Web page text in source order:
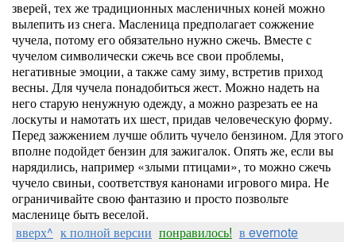
зверей, тех же традиционных масленичных коней можно
вылепить из снега. Масленица предполагает сожжение
чучела, потому его обязательно нужно сжечь. Вместе с
чучелом символически сжечь все свои проблемы,
негативные эмоции, а также саму зиму, встретив приход
весны. Для чучела понадобиться жест. Можно надеть на
него старую ненужную одежду, а можно разрезать ее на
лоскуты и намотать их шест, придав человеческую форму.
Перед зажжением лучше облить чучело бензином. Для этого
вполне подойдет бензин для зажигалок. Опять же, если вы
нарядились, например «злыми птицами», то можно сжечь
чучело свиньи, соответствуя канонами игрового мира. Не
ограничивайте свою фантазию и просто позвольте
масленице быть веселой.
вверх^ к полной версии понравилось! в evernote